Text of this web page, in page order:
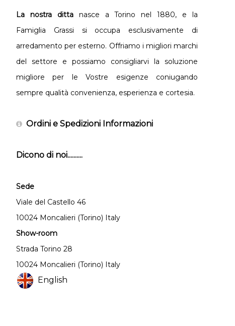
La nostra dittanasce a Torino nel 1880, e la
Famiglia Grassi si occupa esclusivamente di
arredamento per esterno. Offriamo i migliori marchi
del settore e possiamo consigliarvi la soluzione
migliore per le Vostre esigenze coniugando
sempre qualità convenienza, esperienza e cortesia.
Ordini e Spedizioni Informazioni
Dicono di noi..........
Sede
Viale del Castello 46
10024 Moncalieri (Torino) Italy
Show-room
Strada Torino 28
10024 Moncalieri (Torino) Italy
English